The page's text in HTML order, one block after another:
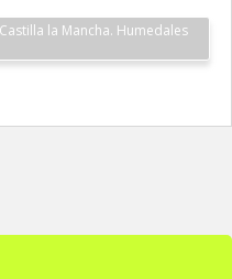
la Mancha. Humedales